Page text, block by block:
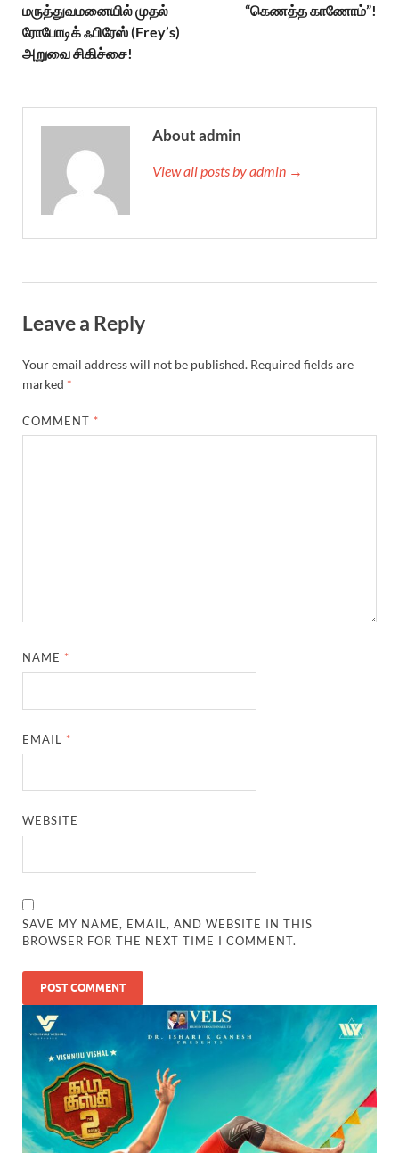
மருத்துவமனையில் முதல்
ரோபோடிக் ஃபிரேஸ் (Frey’s)
அறுவை சிகிச்சை!
“கெணத்த காணோம்”!
About admin
View all posts by admin →
Leave a Reply
Your email address will not be published. Required fields are
marked *
COMMENT *
NAME *
EMAIL *
WEBSITE
SAVE MY NAME, EMAIL, AND WEBSITE IN THIS
BROWSER FOR THE NEXT TIME I COMMENT.